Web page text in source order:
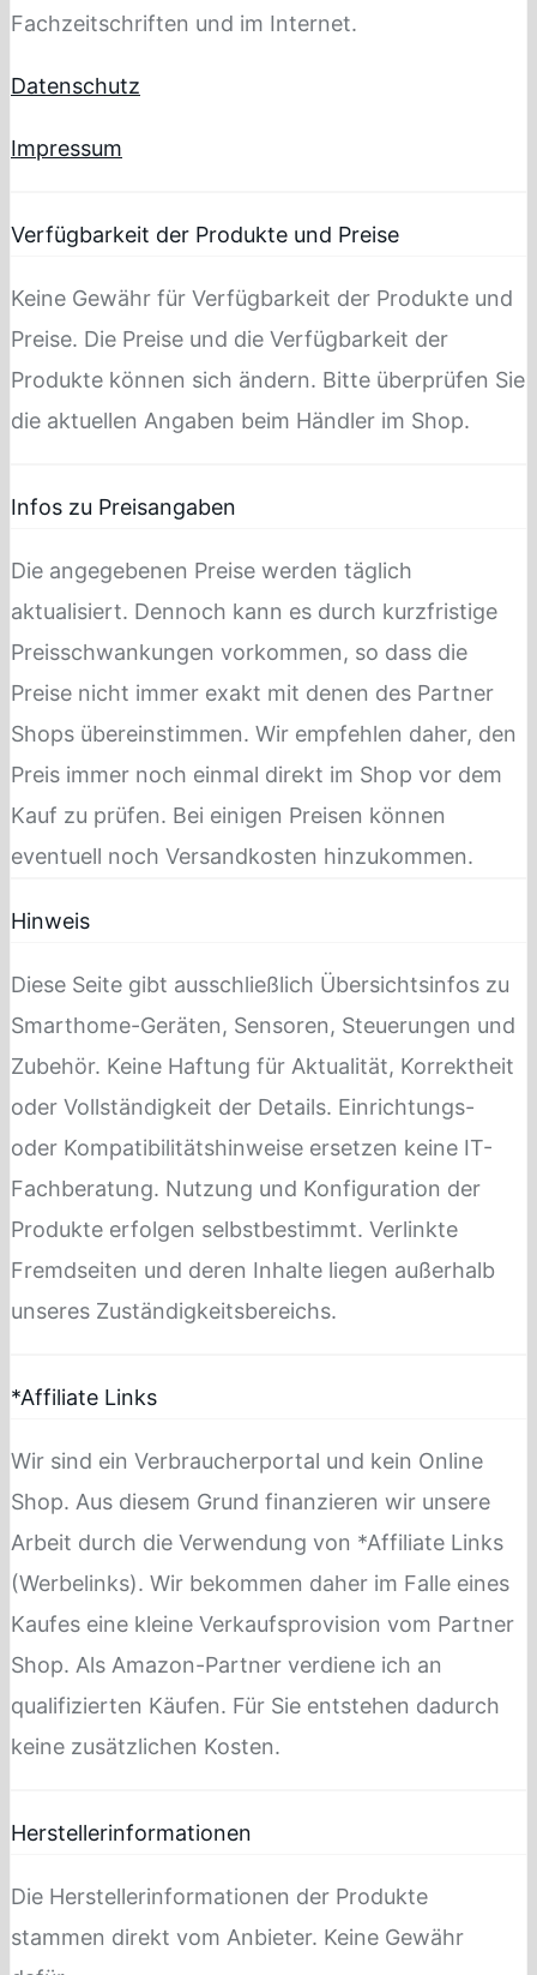
Fachzeitschriften und im Internet.
Datenschutz
Impressum
Verfügbarkeit der Produkte und Preise
Keine Gewähr für Verfügbarkeit der Produkte und
Preise. Die Preise und die Verfügbarkeit der
Produkte können sich ändern. Bitte überprüfen Sie
die aktuellen Angaben beim Händler im Shop.
Infos zu Preisangaben
Die angegebenen Preise werden täglich
aktualisiert. Dennoch kann es durch kurzfristige
Preisschwankungen vorkommen, so dass die
Preise nicht immer exakt mit denen des Partner
Shops übereinstimmen. Wir empfehlen daher, den
Preis immer noch einmal direkt im Shop vor dem
Kauf zu prüfen. Bei einigen Preisen können
eventuell noch Versandkosten hinzukommen.
Hinweis
Diese Seite gibt ausschließlich Übersichtsinfos zu
Smarthome-Geräten, Sensoren, Steuerungen und
Zubehör. Keine Haftung für Aktualität, Korrektheit
oder Vollständigkeit der Details. Einrichtungs-
oder Kompatibilitätshinweise ersetzen keine IT-
Fachberatung. Nutzung und Konfiguration der
Produkte erfolgen selbstbestimmt. Verlinkte
Fremdseiten und deren Inhalte liegen außerhalb
unseres Zuständigkeitsbereichs.
*Affiliate Links
Wir sind ein Verbraucherportal und kein Online
Shop. Aus diesem Grund finanzieren wir unsere
Arbeit durch die Verwendung von *Affiliate Links
(Werbelinks). Wir bekommen daher im Falle eines
Kaufes eine kleine Verkaufsprovision vom Partner
Shop. Als Amazon-Partner verdiene ich an
qualifizierten Käufen. Für Sie entstehen dadurch
keine zusätzlichen Kosten.
Herstellerinformationen
Die Herstellerinformationen der Produkte
stammen direkt vom Anbieter. Keine Gewähr